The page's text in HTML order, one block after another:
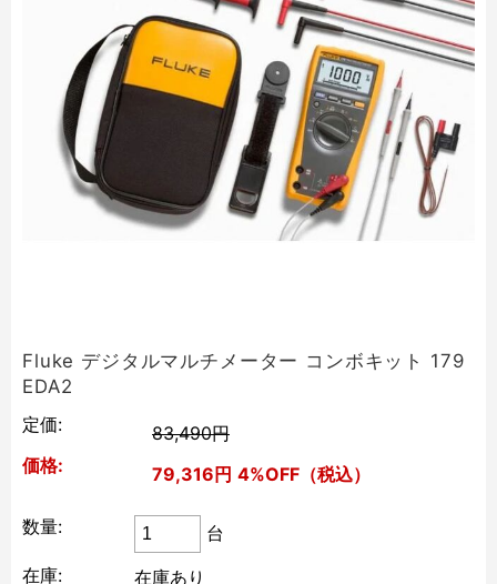
Fluke デジタルマルチメーター コンボキット 179
EDA2
定価:
83,490円
価格:
79,316円 4%OFF（税込）
数量:
台
在庫:
在庫あり